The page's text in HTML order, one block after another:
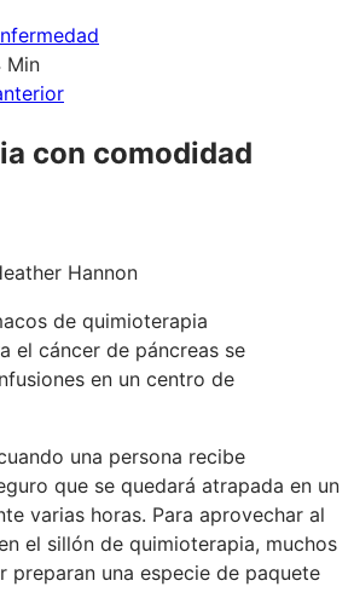
Min
con comodidad
de quimioterapia
el cáncer de páncreas se
en un centro de
una persona recibe
que se quedará atrapada en un
varias horas. Para aprovechar al
el sillón de quimioterapia, muchos
preparan una especie de paquete